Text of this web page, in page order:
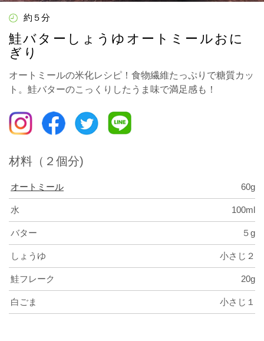
約５分
鮭バターしょうゆオートミールおに
ぎり
オートミールの米化レシピ！食物繊維たっぷりで糖質カッ
ト。鮭バターのこっくりしたうま味で満足感も！
材料（２個分)
オートミール 60g
水 100ml
バター ５g
しょうゆ 小さじ２
鮭フレーク 20g
白ごま 小さじ１